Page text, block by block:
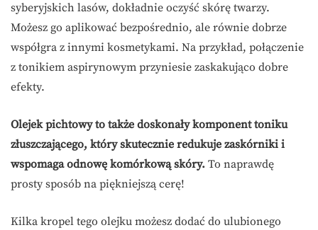
syberyjskich lasów, dokładnie oczyść skórę twarzy.
Możesz go aplikować bezpośrednio, ale równie dobrze
współgra z innymi kosmetykami. Na przykład, połączenie
z tonikiem aspirynowym przyniesie zaskakująco dobre
efekty.
Olejek pichtowy to także doskonały komponent toniku
złuszczającego, który skutecznie redukuje zaskórniki i
wspomaga odnowę komórkową skóry. To naprawdę
prosty sposób na piękniejszą cerę!
Kilka kropel tego olejku możesz dodać do ulubionego